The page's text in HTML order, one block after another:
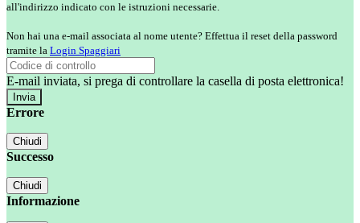
all'indirizzo indicato con le istruzioni necessarie.
Non hai una e-mail associata al nome utente? Effettua il reset della password
tramite la Login Spaggiari
E-mail inviata, si prega di controllare la casella di posta elettronica!
Errore
Chiudi
Successo
Chiudi
Informazione